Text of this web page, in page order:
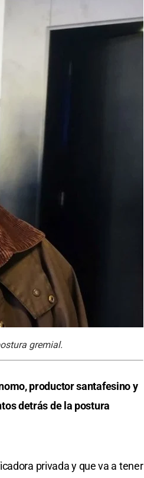
gremial.
productor santafesino y
detrás de la postura
privada y que va a tener